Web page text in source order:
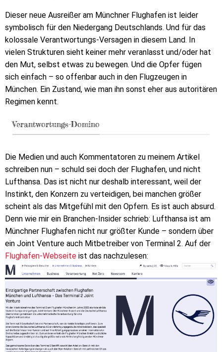
Dieser neue Ausreißer am Münchner Flughafen ist leider
symbolisch für den Niedergang Deutschlands. Und für das
kolossale Verantwortungs-Versagen in diesem Land. In
vielen Strukturen sieht keiner mehr veranlasst und/oder hat
den Mut, selbst etwas zu bewegen. Und die Opfer fügen
sich einfach – so offenbar auch in den Flugzeugen in
München. Ein Zustand, wie man ihn sonst eher aus autoritären
Regimen kennt.
Verantwortungs-Domino
Die Medien und auch Kommentatoren zu meinem Artikel
schreiben nun – schuld sei doch der Flughafen, und nicht
Lufthansa. Das ist nicht nur deshalb interessant, weil der
Instinkt, den Konzern zu verteidigen, bei manchen größer
scheint als das Mitgefühl mit den Opfern. Es ist auch absurd.
Denn wie mir ein Branchen-Insider schrieb: Lufthansa ist am
Münchner Flughafen nicht nur größter Kunde – sondern über
ein Joint Venture auch Mitbetreiber von Terminal 2. Auf der
Flughafen-Webseite ist das nachzulesen: